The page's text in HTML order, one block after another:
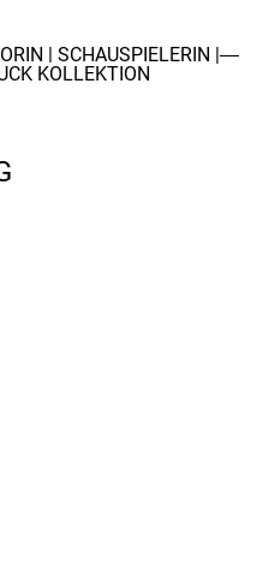
| SCHAUSPIELERIN |
KOLLEKTION